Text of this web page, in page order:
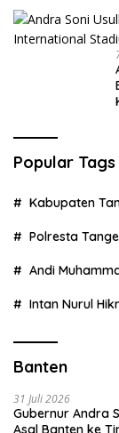
Popular Tags
Kabupaten
Polresta
Andi
Intan Nurul
Banten
31 Juli 2026
Gubernur Andra
Asal Banten ke